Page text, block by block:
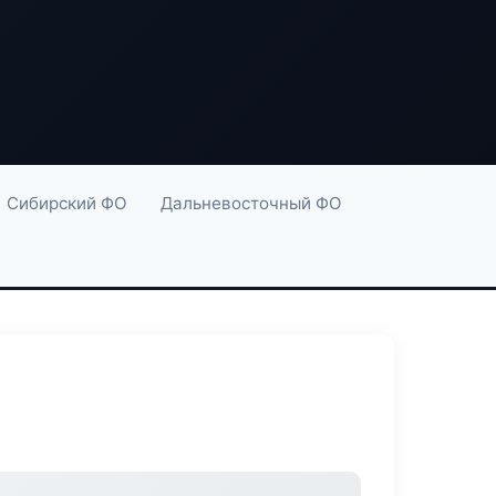
Сибирский ФО Дальневосточный ФО